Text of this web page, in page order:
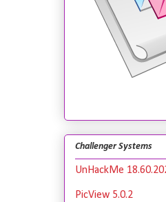
Challenger Systems
UnHackMe
PicView 5.0.2